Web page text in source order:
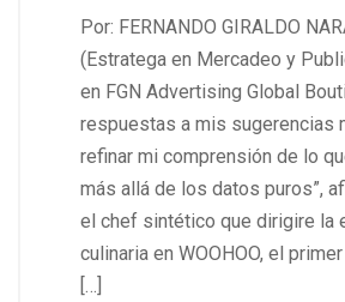
Por: FERNANDO GIRALDO
(Estratega en Mercadeo y
en FGN Advertising Global
respuestas a mis sugerencias
refinar mi comprensión de lo
más allá de los datos puros”,
el chef sintético que dirigire la
culinaria en WOOHOO, el
[…]